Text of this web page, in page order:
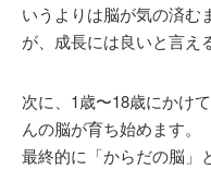
いうよりは脳が気の済む
が、成長には良いと言え
次に、1歳〜18歳にかけ
んの脳が育ち始めます。
最終的に「からだの脳」